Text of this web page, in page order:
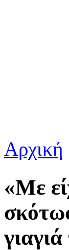
Είστε εδώ
Αρχική
«Με